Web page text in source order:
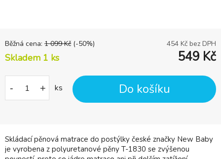
Skládací pěnová matrace do postýlky české značky New Baby
je vyrobena z polyuretanové pěny T-1830 se zvýšenou
Běžná cena: 1 099 Kč (-50%) 454 Kč bez DPH
Skladem 1 ks 549 Kč
- + ks Do košíku